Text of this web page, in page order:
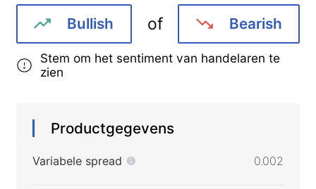
Bullish of Bearish
Stem om het sentiment van handelaren te
zien
Productgegevens
Variabele spread 0.002